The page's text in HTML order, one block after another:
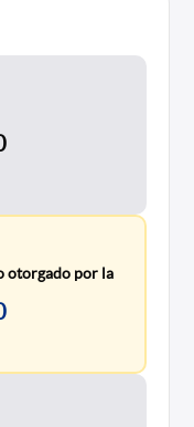
otorgado por la